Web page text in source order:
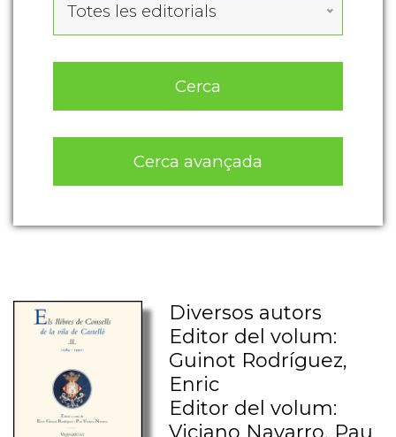
Totes les editorials
Cerca
Cerca avançada
Diversos autors
Editor del volum:
Guinot Rodríguez,
Enric
Editor del volum:
Viciano Navarro, Pau